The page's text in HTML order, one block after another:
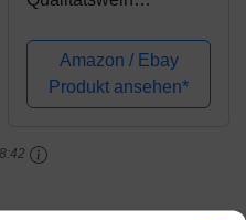
Amazon / Ebay
Produkt ansehen*